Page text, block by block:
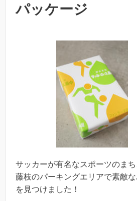
パッケージ
サッカーが有名なスポーツのま
藤枝のパーキングエリアで素敵
を見つけました！